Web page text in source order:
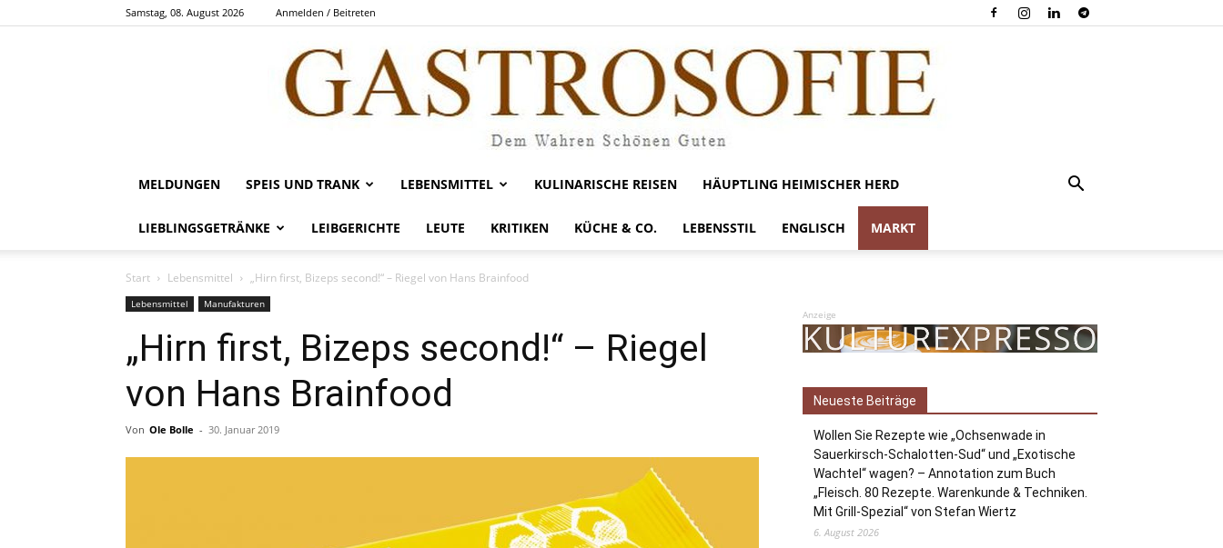
Samstag, 08. August 2026 Anmelden / Beitreten
Gastrosofie
MELDUNGEN SPEIS UND TRANK LEBENSMITTEL KULINARISCHE REISEN HÄUPTLING HEIMISCHER HERD
LIEBLINGSGETRÄNKE LEIBGERICHTE LEUTE KRITIKEN KÜCHE & CO. LEBENSSTIL ENGLISCH MARKT
Start Lebensmittel „Hirn first, Bizeps second!“ – Riegel von Hans Brainfood
Lebensmittel Manufakturen
„Hirn first, Bizeps second!“ – Riegel
von Hans Brainfood
Von Ole Bolle - 30. Januar 2019
Anzeige
Neueste Beiträge
Wollen Sie Rezepte wie „Ochsenwade in
Sauerkirsch-Schalotten-Sud“ und „Exotische
Wachtel“ wagen? – Annotation zum Buch
„Fleisch. 80 Rezepte. Warenkunde & Techniken.
Mit Grill-Spezial“ von Stefan Wiertz
6. August 2026